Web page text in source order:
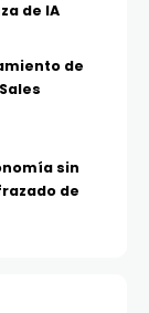
de IA
de
sin
de